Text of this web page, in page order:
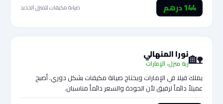
144 درهم صيانة مكيفات للمنزل الجديد
🏡نورا المنهالي
ربة منزل، الإمارات
يملك فيلا في الإمارات ويحتاج صيانة مكيفات بشكل دوري. أصبح
عميلاً دائماً لرفيق لأن الجودة والسعر دائماً مناسبان.